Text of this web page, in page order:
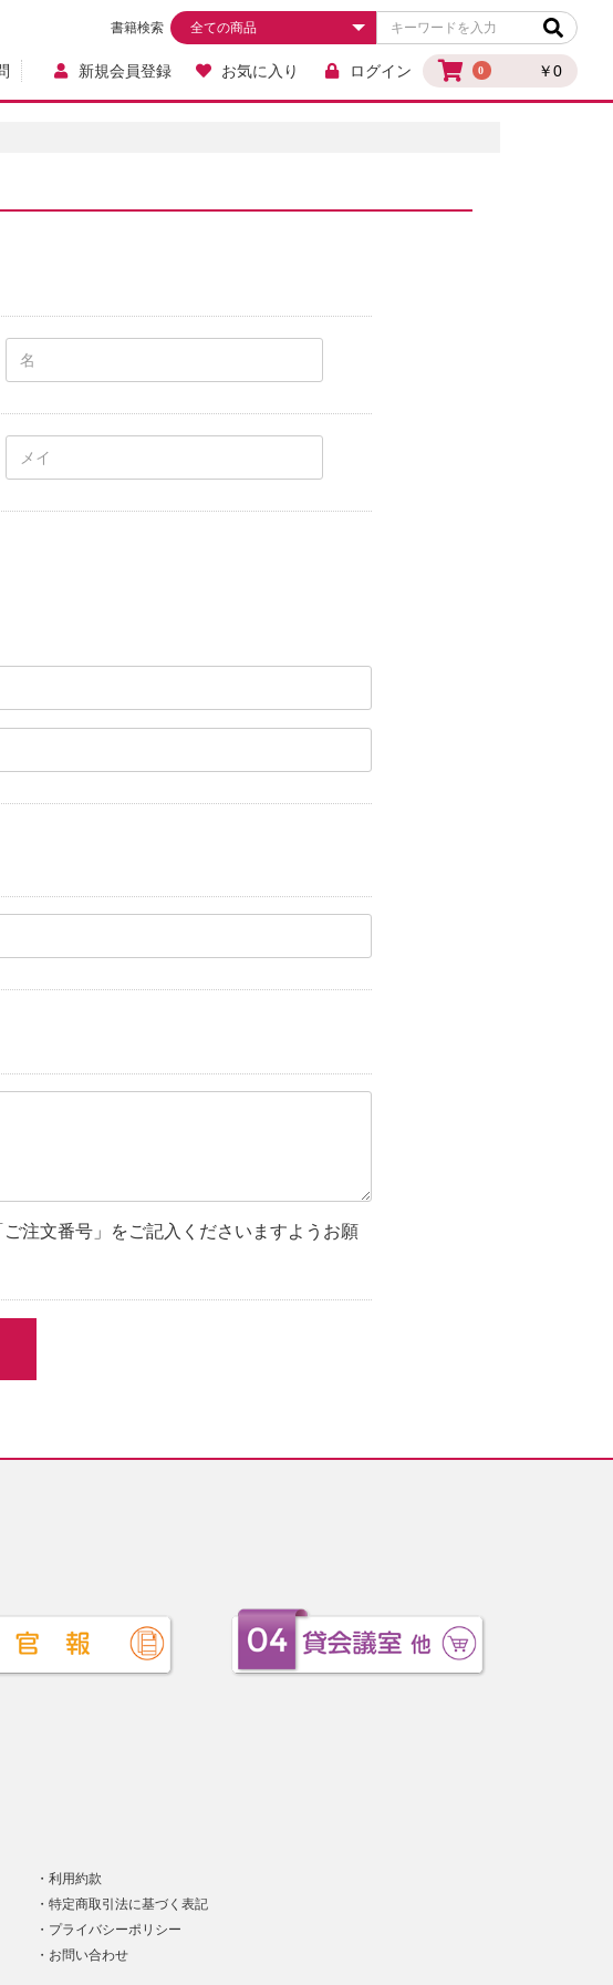
0 ￥0
書籍検索
新規会員登録 お気に入り ログイン
注文番号」をご記入くださいますようお願
利用約款
特定商取引法に基づく表記
プライバシーポリシー
お問い合わせ